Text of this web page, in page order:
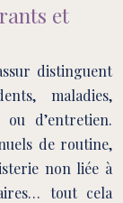
et
distinguent
maladies,
d’entretien.
de routine,
non liée à
tout cela